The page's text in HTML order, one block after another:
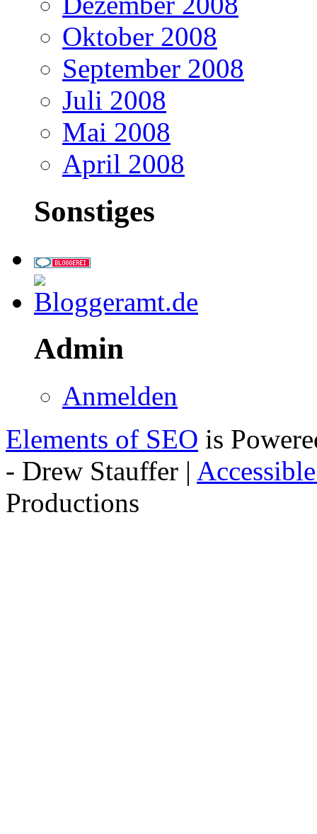
Oktober 2008
September 2008
Juli 2008
Mai 2008
April 2008
Sonstiges
Admin
Anmelden
Elements of SEO is
- Drew Stauffer |
Productions